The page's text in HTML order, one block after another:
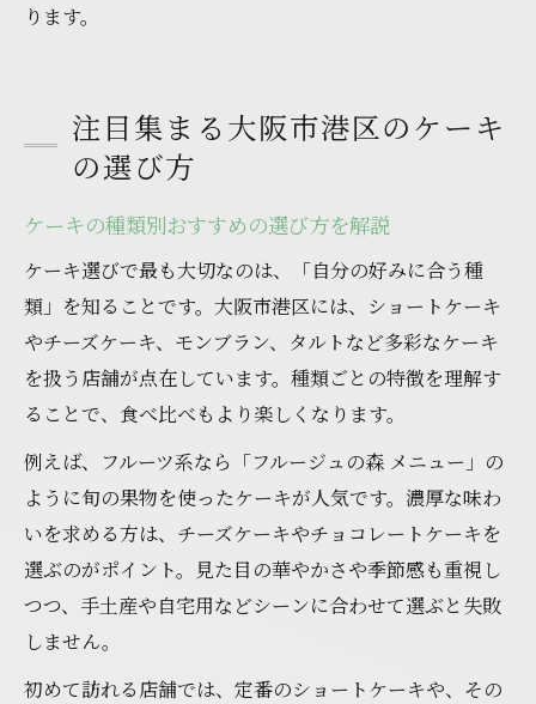
ります。
注目集まる大阪市港区のケーキ
の選び方
ケーキの種類別おすすめの選び方を解説
ケーキ選びで最も大切なのは、「自分の好みに合う種
類」を知ることです。大阪市港区には、ショートケーキ
やチーズケーキ、モンブラン、タルトなど多彩なケーキ
を扱う店舗が点在しています。種類ごとの特徴を理解す
ることで、食べ比べもより楽しくなります。
例えば、フルーツ系なら「フルージュの森 メニュー」の
ように旬の果物を使ったケーキが人気です。濃厚な味わ
いを求める方は、チーズケーキやチョコレートケーキを
選ぶのがポイント。見た目の華やかさや季節感も重視し
つつ、手土産や自宅用などシーンに合わせて選ぶと失敗
しません。
初めて訪れる店舗では、定番のショートケーキや、その